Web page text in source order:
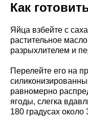
Как
Яйца взбейте с
растительное
разрыхлителем и
Перелейте его на
равномерно
ягоды, слегка
180 градусах около